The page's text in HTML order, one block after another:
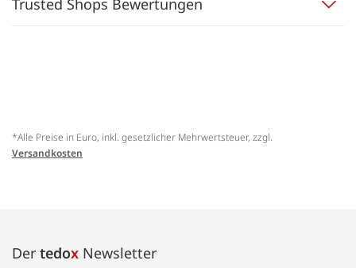
*Alle Preise in Euro, inkl. gesetzlicher Mehrwertsteuer, zzgl.
Versandkosten
Der tedox Newsletter